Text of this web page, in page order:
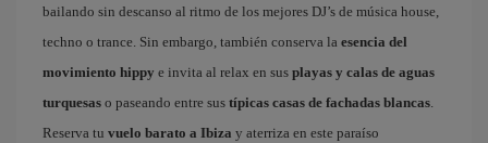
bailando sin descanso al ritmo de los mejores DJ’s de música house,
techno o trance. Sin embargo, también conserva la esencia del
movimiento hippy e invita al relax en sus playas y calas de aguas
turquesas o paseando entre sus típicas casas de fachadas blancas.
Reserva tu vuelo barato a Ibiza y aterriza en este paraíso